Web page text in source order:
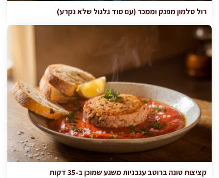
רול סלמון מפנק וממכר (עם סוד גלגול שלא נקרע)
קציצות טונה ברוטב עגבניות משגע שמוכן ב-35 דקות